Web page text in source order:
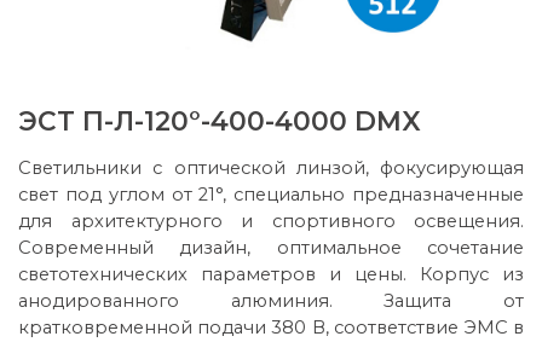
ЭСТ П-Л-120°-400-4000 DMX
Светильники с оптической линзой, фокусирующая
свет под углом от 21°, специально предназначенные
для архитектурного и спортивного освещения.
Современный дизайн, оптимальное сочетание
светотехнических параметров и цены. Корпус из
анодированного алюминия. Защита от
кратковременной подачи 380 В, соответствие ЭМС в